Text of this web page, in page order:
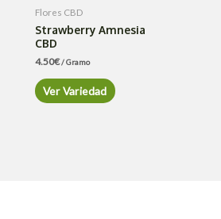
Flores CBD
Strawberry Amnesia
CBD
4.50€/ Gramo
Ver Variedad